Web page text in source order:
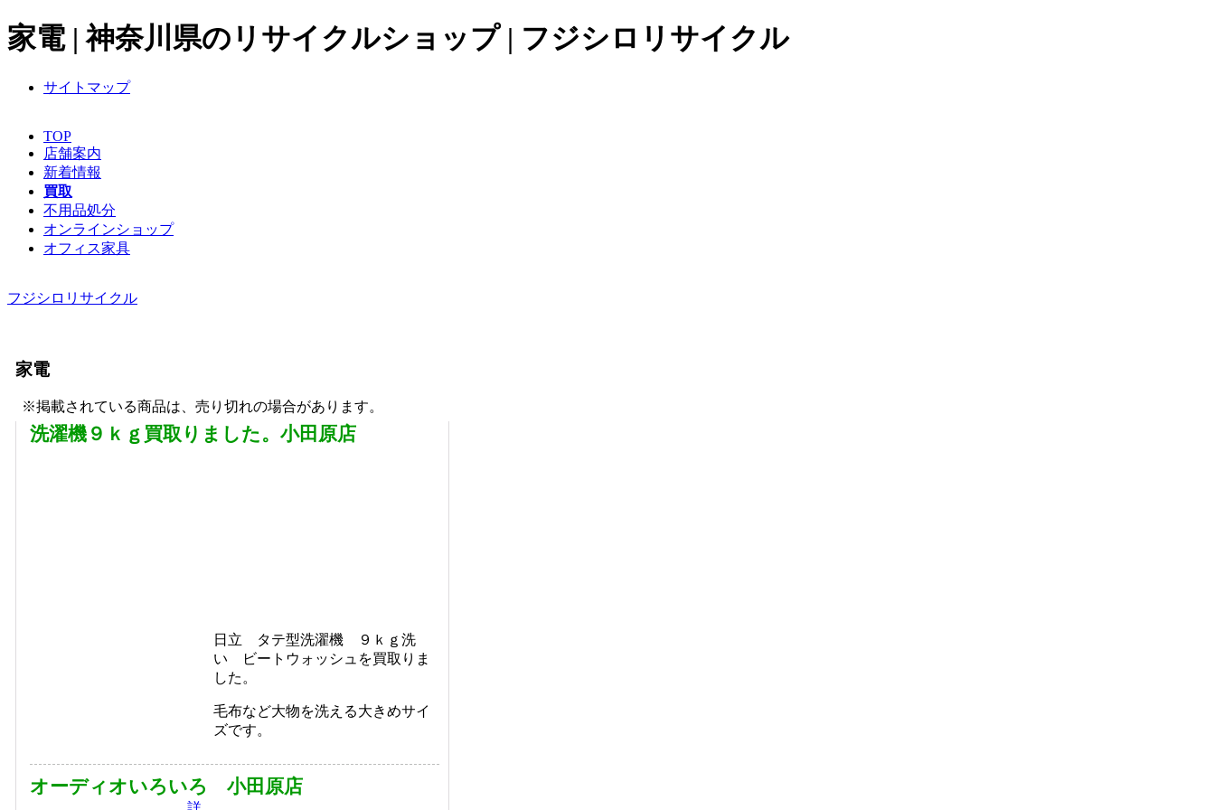
家電 | 神奈川県のリサイクルショップ | フジシロリサイクル
サイトマップ
TOP
店舗案内
新着情報
買取
不用品処分
オンラインショップ
オフィス家具
フジシロリサイクル
家電
※掲載されている商品は、売り切れの場合があります。
洗濯機９ｋｇ買取りました。小田原店
日立 タテ型洗濯機 ９ｋｇ洗
い ビートウォッシュを買取りま
した。
毛布など大物を洗える大きめサイ
ズです。
オーディオいろいろ 小田原店